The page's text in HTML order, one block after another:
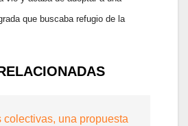
que buscaba refugio de la
colectivas, una propuesta